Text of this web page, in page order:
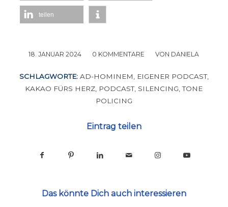
teilen
18. JANUAR 2024
/ 0 KOMMENTARE
/ VON DANIELA
SCHLAGWORTE: AD-HOMINEM, EIGENER PODCAST,
KAKAO FÜRS HERZ, PODCAST, SILENCING,TONE
POLICING
Eintrag teilen
Das könnte Dich auch interessieren